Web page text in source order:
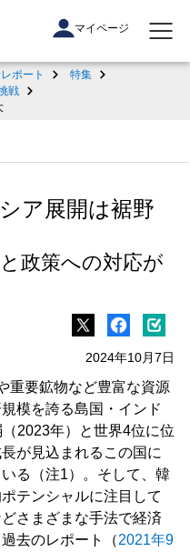
マイページ
ポート
特集
戦
ア展開は裾野
政策への対応が
2024年10月7日
重要鉱物など豊富な資源
模を誇る島国・インド
2023年）と世界4位に位
が見込まれるこの国に
る（注1）。そして、韓
テンシャルに注目して
さまざまな手法で経済
去のレポート（2021年9